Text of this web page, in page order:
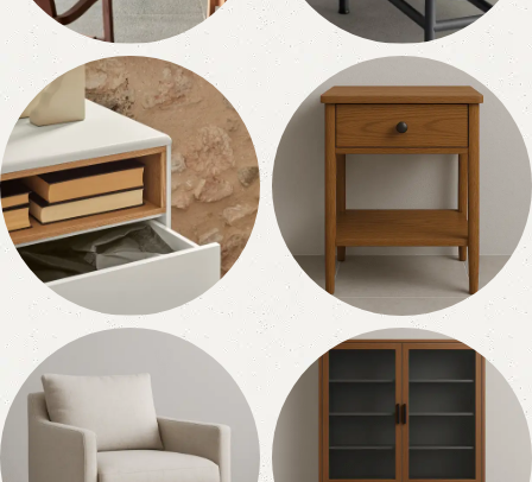
Sandalye Bench
4 ürün
Koltuk Takımı
Kitaplık
6 ürün
Komidin
4 ürün